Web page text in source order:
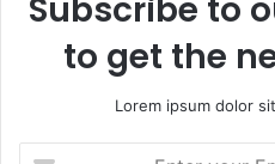
Subscribe to
to get the
Lorem ipsum dolor